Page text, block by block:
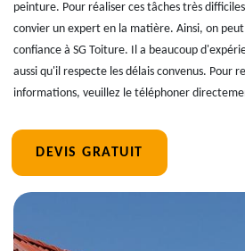
peinture. Pour réaliser ces tâches très
convier un expert en la matière. Ainsi, on
confiance à SG Toiture. Il a beaucoup
aussi qu'il respecte les délais convenus. Pour
informations, veuillez le téléphoner
DEVIS GRATUIT